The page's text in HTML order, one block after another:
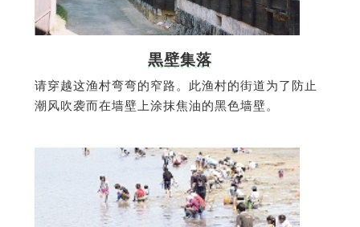
黒壁集落
请穿越这渔村弯弯的窄路。此渔村的街道为了防止
潮风吹袭而在墙壁上涂抹焦油的黑色墙壁。